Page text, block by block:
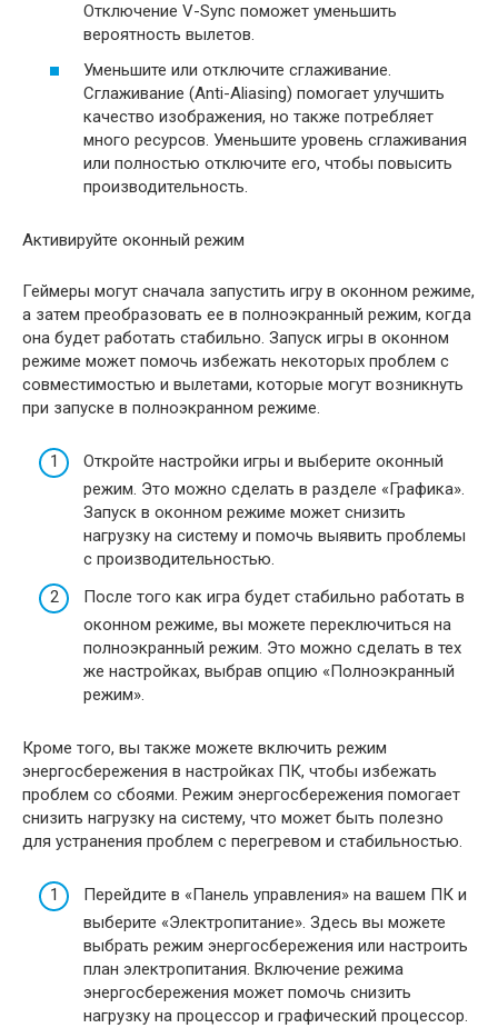
Отключение V-Sync поможет уменьшить
вероятность вылетов.
Уменьшите или отключите сглаживание.
Сглаживание (Anti-Aliasing) помогает улучшить
качество изображения, но также потребляет
много ресурсов. Уменьшите уровень сглаживания
или полностью отключите его, чтобы повысить
производительность.
Активируйте оконный режим
Геймеры могут сначала запустить игру в оконном режиме,
а затем преобразовать ее в полноэкранный режим, когда
она будет работать стабильно. Запуск игры в оконном
режиме может помочь избежать некоторых проблем с
совместимостью и вылетами, которые могут возникнуть
при запуске в полноэкранном режиме.
Откройте настройки игры и выберите оконный
режим. Это можно сделать в разделе «Графика».
Запуск в оконном режиме может снизить
нагрузку на систему и помочь выявить проблемы
с производительностью.
После того как игра будет стабильно работать в
оконном режиме, вы можете переключиться на
полноэкранный режим. Это можно сделать в тех
же настройках, выбрав опцию «Полноэкранный
режим».
Кроме того, вы также можете включить режим
энергосбережения в настройках ПК, чтобы избежать
проблем со сбоями. Режим энергосбережения помогает
снизить нагрузку на систему, что может быть полезно
для устранения проблем с перегревом и стабильностью.
Перейдите в «Панель управления» на вашем ПК и
выберите «Электропитание». Здесь вы можете
выбрать режим энергосбережения или настроить
план электропитания. Включение режима
энергосбережения может помочь снизить
нагрузку на процессор и графический процессор.